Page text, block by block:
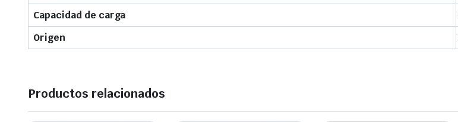
Capacidad de carga
Origen
Productos relacionados